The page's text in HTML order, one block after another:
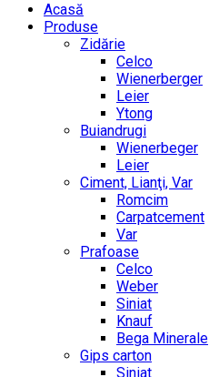
Acasă
Produse
Zidărie
Celco
Wienerberger
Leier
Ytong
Buiandrugi
Wienerbeger
Leier
Ciment, Lianţi, Var
Romcim
Carpatcement
Var
Prafoase
Celco
Weber
Siniat
Knauf
Bega Minerale
Gips carton
Siniat